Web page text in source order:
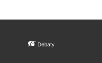
Debaty